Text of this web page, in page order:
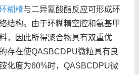
糊精与二异氰酸酯反应可形成环
结构。由于环糊精空腔和氨基甲
，因此所得聚合物具有双重优
存在使QASBCDPU微粒具有良
化度为60%时，QASBCDPU微